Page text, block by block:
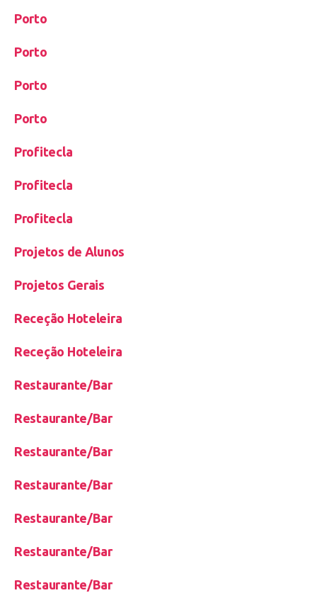
Porto
Porto
Porto
Porto
Profitecla
Profitecla
Profitecla
Projetos de Alunos
Projetos Gerais
Receção Hoteleira
Receção Hoteleira
Restaurante/Bar
Restaurante/Bar
Restaurante/Bar
Restaurante/Bar
Restaurante/Bar
Restaurante/Bar
Restaurante/Bar